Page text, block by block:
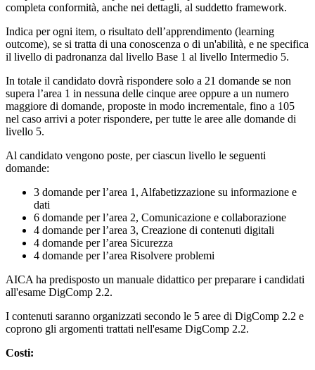
completa conformità, anche nei dettagli, al suddetto framework.
Indica per ogni item, o risultato dell’apprendimento (learning
outcome), se si tratta di una conoscenza o di un'abilità, e ne specifica
il livello di padronanza dal livello Base 1 al livello Intermedio 5.
In totale il candidato dovrà rispondere solo a 21 domande se non
supera l’area 1 in nessuna delle cinque aree oppure a un numero
maggiore di domande, proposte in modo incrementale, fino a 105
nel caso arrivi a poter rispondere, per tutte le aree alle domande di
livello 5.
Al candidato vengono poste, per ciascun livello le seguenti
domande:
3 domande per l’area 1, Alfabetizzazione su informazione e
dati
6 domande per l’area 2, Comunicazione e collaborazione
4 domande per l’area 3, Creazione di contenuti digitali
4 domande per l’area Sicurezza
4 domande per l’area Risolvere problemi
AICA ha predisposto un manuale didattico per preparare i candidati
all'esame DigComp 2.2.
I contenuti saranno organizzati secondo le 5 aree di DigComp 2.2 e
coprono gli argomenti trattati nell'esame DigComp 2.2.
Costi: